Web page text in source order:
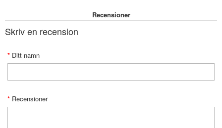
Recensioner
Skriv en recension
Ditt namn
Recensioner